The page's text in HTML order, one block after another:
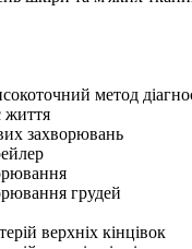
метод
життя
захворювань
грудей
верхніх кінцівок